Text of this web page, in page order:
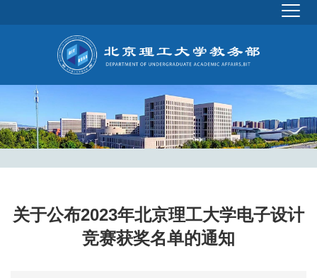
关于公布2023年北京理工大学电子设计
竞赛获奖名单的通知